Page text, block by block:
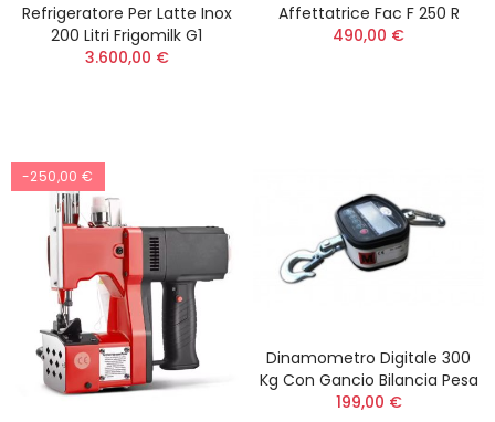
Refrigeratore Per Latte Inox
200 Litri Frigomilk G1
3.600,00 €
Affettatrice Fac F 250 R
490,00 €
-250,00 €
Dinamometro Digitale 300
Kg Con Gancio Bilancia Pesa
199,00 €